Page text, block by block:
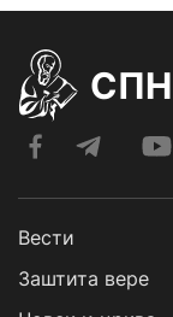
СПН
Вести
Заштита вере